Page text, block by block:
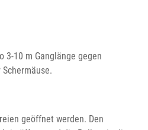
3-10 m Ganglänge gegen
geöffnet werden. Den